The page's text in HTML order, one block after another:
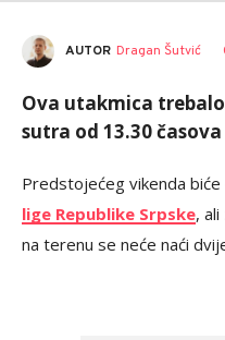
AUTOR Dragan Šutvić
Ova utakmica
sutra od 13.30
Predstojećeg vikenda biće
lige Republike Srpske,
na terenu se neće naći